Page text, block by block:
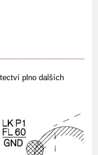
plno dalších